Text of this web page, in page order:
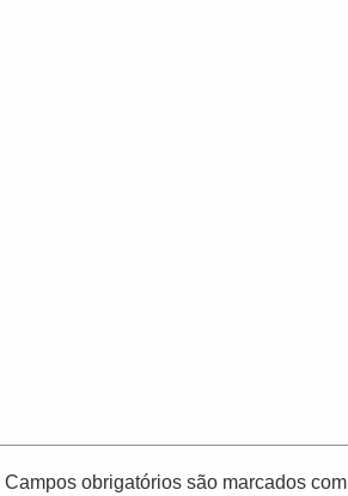
Campos obrigatórios são marcados com